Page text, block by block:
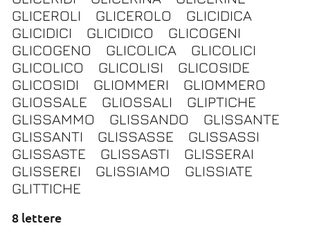
GLICEROLI
GLICEROLO
GLICIDICA
GLICIDICI
GLICIDICO
GLICOGENI
GLICOGENO
GLICOLICA
GLICOLICI
GLICOLICO
GLICOLISI
GLICOSIDE
GLICOSIDI
GLIOMMERI
GLIOMMERO
GLIOSSALE
GLIOSSALI
GLIPTICHE
GLISSAMMO
GLISSANDO
GLISSANTE
GLISSANTI
GLISSASSE
GLISSASSI
GLISSASTE
GLISSASTI
GLISSERAI
GLISSEREI
GLISSIAMO
GLISSIATE
GLITTICHE
8 lettere